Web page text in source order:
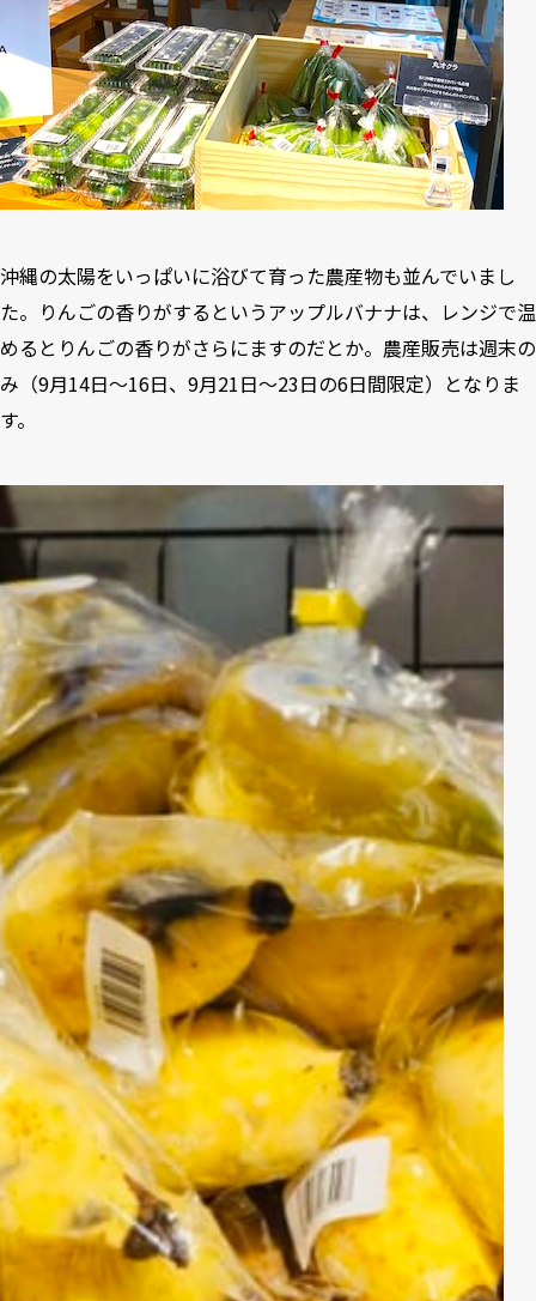
沖縄の太陽をいっぱいに浴びて育った農産物も並んでいまし
た。りんごの香りがするというアップルバナナは、レンジで温
めるとりんごの香りがさらにますのだとか。農産販売は週末の
み（9月14日〜16日、9月21日〜23日の6日間限定）となりま
す。